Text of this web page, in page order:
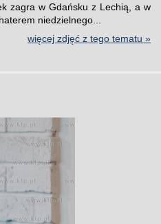
zagra w Gdańsku z Lechią, a w
niedzielnego...
więcej zdjęć z tego tematu »